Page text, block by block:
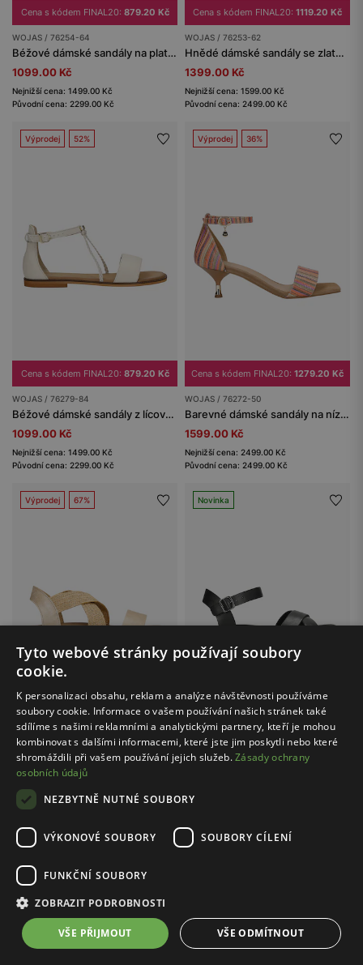
Cena s kódem FINAL20: 879.20 Kč
WOJAS / 76254-64
Béžové dámské sandály na platformě s klínkovým podpatkem
1099.00 Kč
Nejnižší cena: 1499.00 Kč
Původní cena: 2299.00 Kč
Cena s kódem FINAL20: 1119.20 Kč
WOJAS / 76253-62
Hnědé dámské sandály se zlatou ozdobou
1399.00 Kč
Nejnižší cena: 1599.00 Kč
Původní cena: 2499.00 Kč
Výprodej 52%
Cena s kódem FINAL20: 879.20 Kč
WOJAS / 76279-84
Béžové dámské sandály z lícové kůže
1099.00 Kč
Nejnižší cena: 1499.00 Kč
Původní cena: 2299.00 Kč
Výprodej 36%
Cena s kódem FINAL20: 1279.20 Kč
WOJAS / 76272-50
Barevné dámské sandály na nízkém podpatku
1599.00 Kč
Nejnižší cena: 2499.00 Kč
Původní cena: 2499.00 Kč
Výprodej 67%
WOJAS / 76238-88
769.00 Kč
Původní cena: 2299.00 Kč
Novinka
Cena s kódem FINAL20:
WOJAS / 76277-51
2499.00 Kč
Tyto webové stránky používají soubory
cookie.
K personalizaci obsahu, reklam a analýze návštěvnosti používáme
soubory cookie. Informace o vašem používání našich stránek také
sdílíme s našimi reklamními a analytickými partnery, kteří je mohou
kombinovat s dalšími informacemi, které jste jim poskytli nebo které
shromáždili při vašem používání jejich služeb.Zásady ochrany
osobních údajů
NEZBYTNĚ NUTNÉ SOUBORY
VÝKONOVÉ SOUBORY SOUBORY CÍLENÍ
FUNKČNÍ SOUBORY
ZOBRAZIT PODROBNOSTI
VŠE PŘIJMOUT VŠE ODMÍTNOUT